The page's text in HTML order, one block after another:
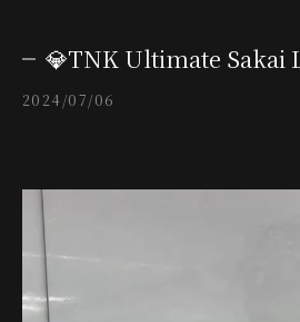
💎TNK Ultimate Sakai
2024/07/06